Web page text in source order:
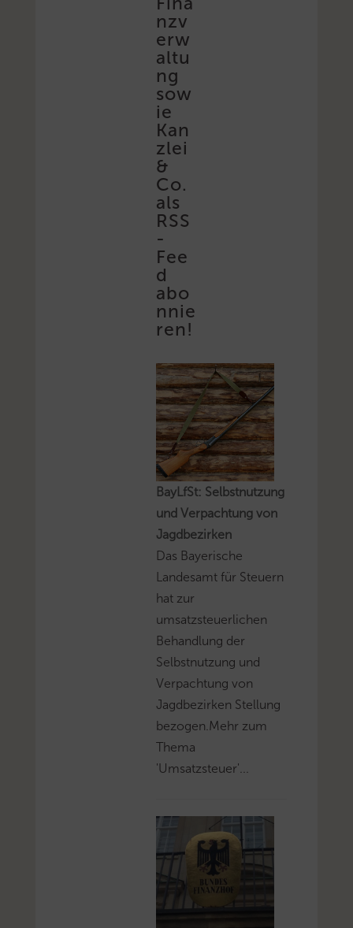
nzv
erw
altu
ng
sow
ie
Kan
zlei
&
Co.
als
RSS
-
Fee
d
abo
nnie
ren!
BayLfSt: Selbstnutzung
und Verpachtung von
Jagdbezirken
Das Bayerische
Landesamt für Steuern
hat zur
umsatzsteuerlichen
Behandlung der
Selbstnutzung und
Verpachtung von
Jagdbezirken Stellung
bezogen.Mehr zum
Thema
'Umsatzsteuer'...